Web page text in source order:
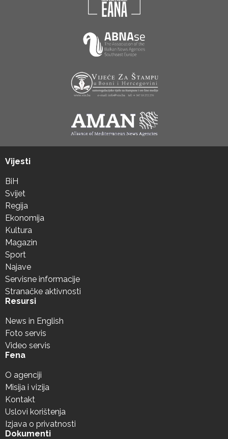
Vijesti
BiH
Svijet
Regija
Ekonomija
Kultura
Magazin
Sport
Najave
Servisne informacije
Stranačke aktivnosti
Resursi
News in English
Foto servis
Video servis
Fena
O agenciji
Misija i vizija
Kontakt
Uslovi korištenja
Izjava o privatnosti
Dokumenti